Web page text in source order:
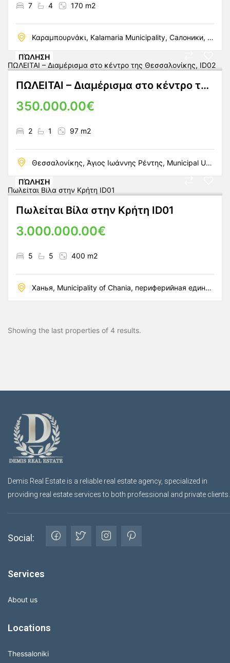
7 4 170 m2
Καραμπουρνάκι, Kalamaria Municipality, Салоники, Thermi, периферийная единица Салоники, периферия Центральная Македония, Македония и Фракия, 570 01, Греция
ΠΏΛΗΣΗ
ΠΩΛΕΙΤΑΙ – Διαμέρισμα στο κέντρο της Θεσσαλονίκης, ID02
350.000.00€
2 1 97 m2
Θεσσαλονίκης, Άγιος Ιωάννης Ρέντης, Municipal Unit of Agios Ioannis Rentis, Municipality of Nikaia-Agios Ioannis Rentis, периферийная единица Пирей, периферия Аттика, Аттика, 182 33, Греция
ΠΏΛΗΣΗ
Πωλείται Βίλα στην Κρήτη ID01
3.000.000.00€
5 5 400 m2
Ханья, Municipality of Chania, периферийная единица Ханья, периферия Крит, Крит, 731 36, Греция
Showing the last properties of 4 results.
Demis Real Estate is a reliable real estate agency, specialized in
providing real estate services to both professional and private clients.
Social:
Services
About us
Locations
Thessaloniki